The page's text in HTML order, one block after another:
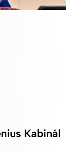
Kabinál